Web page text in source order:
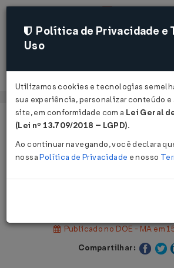
Página Inicial Legislações
Portaria GABIN
Publicado no DOE - MA em
Compartilhar:
Política de Privacidade e
Uso
Utilizamos cookies e tecnologias
sua experiência, personalizar conteúdo e
site, em conformidade com a Lei Geral
(Lei nº 13.709/2018 – LGPD).
Ao continuar navegando, você declara
nossaPolítica de Privacidade e nosso